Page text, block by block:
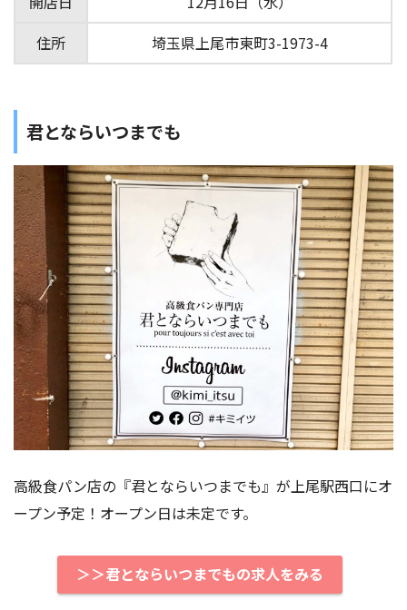
住所
埼玉県上尾市東町3-1973-4
君とならいつまでも
高級食パン店の『君とならいつまでも』が上尾駅西口にオ
ープン予定！オープン日は未定です。
＞＞君とならいつまでもの求人をみる